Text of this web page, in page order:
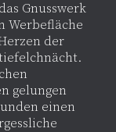
Gnusswerk
Werbefläche
der
gelungen
einen